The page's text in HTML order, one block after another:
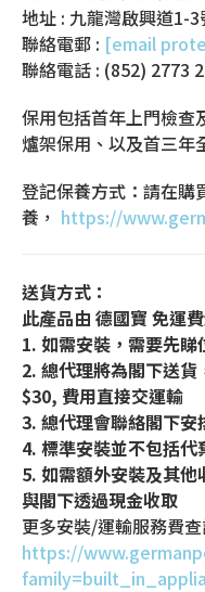
地址 : 九龍灣啟興道1-
聯絡電郵 : [email
聯絡電話 : (852) 2773
保用包括首年上門檢查
爐架保用、以及首三年
登記保養方式：請在購
養， https://
送貨方式：
此產品由 德國寶 免運
1. 如需安裝，需要先
2. 總代理將為閣下送
$30, 費用直接交運輸
3. 總代理會聯絡閣下安
4. 標準安裝並不包括
5. 如需額外安裝及其
與閣下透過現金收取
更多安裝/運輸服務費
https://